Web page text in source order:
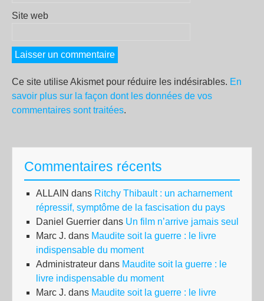
Site web
Ce site utilise Akismet pour réduire les indésirables. En
savoir plus sur la façon dont les données de vos
commentaires sont traitées.
Commentaires récents
ALLAIN dans Ritchy Thibault : un acharnement
répressif, symptôme de la fascisation du pays
Daniel Guerrier dans Un film n’arrive jamais seul
Marc J. dans Maudite soit la guerre : le livre
indispensable du moment
Administrateur dans Maudite soit la guerre : le
livre indispensable du moment
Marc J. dans Maudite soit la guerre : le livre